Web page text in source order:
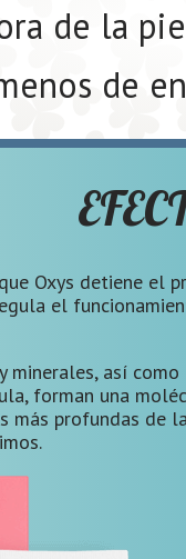
de la
de
Oxys detiene el
el
minerales, así como
forman una
más profundas de